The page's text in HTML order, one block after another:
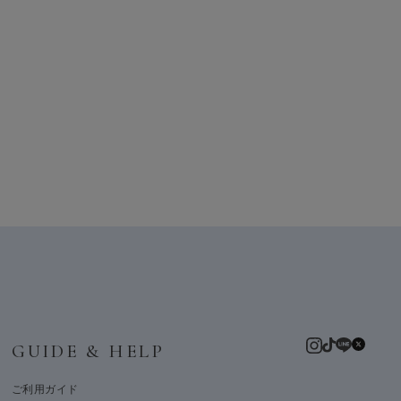
GUIDE & HELP
ご利用ガイド